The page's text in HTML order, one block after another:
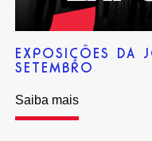
EXPOSIÇÕES DA
SETEMBRO
Saiba mais